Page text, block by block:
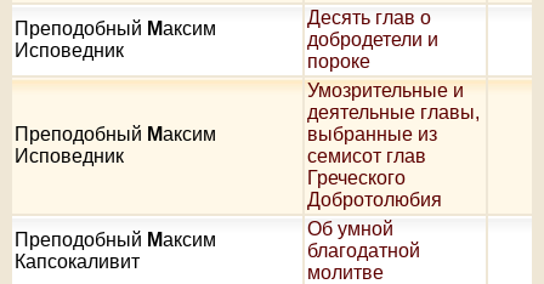
Преподобный Максим
Исповедник
Десять глав о
добродетели и
пороке
Преподобный Максим
Исповедник
Умозрительные и
деятельные главы,
выбранные из
семисот глав
Греческого
Добротолюбия
Преподобный Максим
Капсокаливит
Об умной
благодатной
молитве